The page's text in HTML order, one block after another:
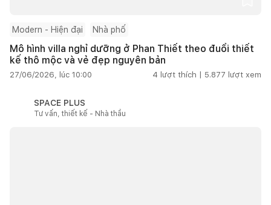
Modern - Hiện đại Nhà phố
Mô hình villa nghỉ dưỡng ở Phan Thiết theo đuổi thiết
kế thô mộc và vẻ đẹp nguyên bản
27/06/2026, lúc 10:00 4 lượt thích | 5.877 lượt xem
SPACE PLUS
Tư vấn, thiết kế - Nhà thầu